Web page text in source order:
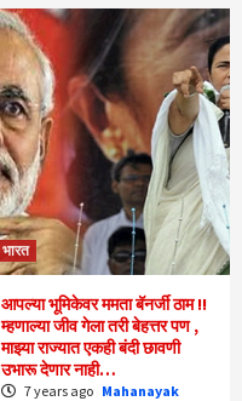
भारत
आपल्या भूमिकेवर ममता बॅनर्जी ठाम !!
म्हणाल्या जीव गेला तरी बेहत्तर पण ,
माझ्या राज्यात एकही बंदी छावणी
उभारू देणार नाही…
7 years ago Mahanayak